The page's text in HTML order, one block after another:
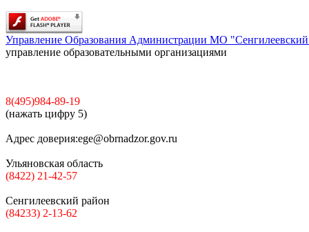
Управление Образования Администрации МО
управление образовательными организациями
8(495)984-89-19
(нажать цифру 5)
Адрес доверия:ege@obrnadzor.gov.ru
Ульяновская область
(8422) 21-42-57
Сенгилеевский район
(84233) 2-13-62